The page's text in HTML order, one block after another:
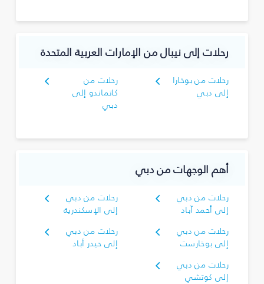
رحلات إلى نيبال من الإمارات العربية المتحدة
رحلات من بوخارا
إلى دبي
رحلات من
كاتماندو إلى
دبي
أهم الوجهات من دبي
رحلات من دبي
إلى أحمد آباد
رحلات من دبي
إلى الإسكندرية
رحلات من دبي
إلى بوخارست
رحلات من دبي
إلى حيدر أباد
رحلات من دبي
إلى كوتشي